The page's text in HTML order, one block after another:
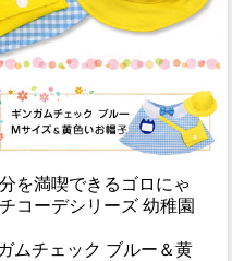
を満喫できるゴロにゃ
コーデシリーズ 幼稚園
ムチェック ブルー＆黄